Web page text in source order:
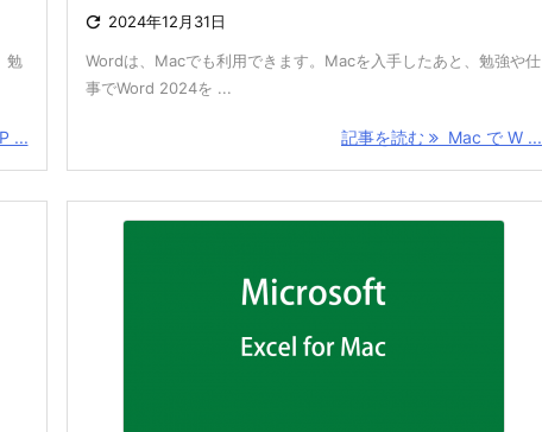
勉
...
 2024年12月31日
Wordは、Macでも利用できます。Macを入手したあと、勉強や仕
事でWord 2024を ...
記事を読む Mac で W ...